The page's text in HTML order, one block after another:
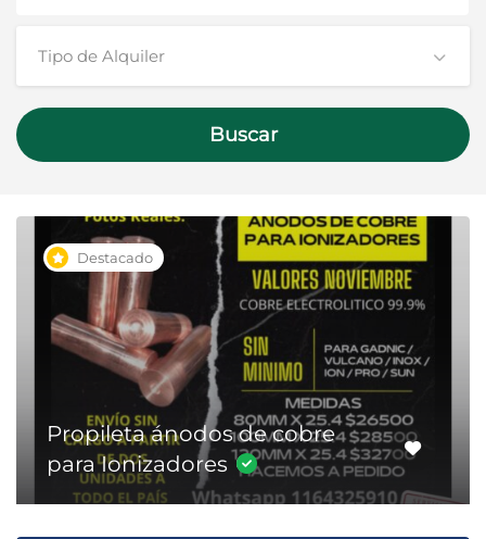
Tipo de Alquiler
Buscar
Destacado
Propileta ánodos de cobre
para Ionizadores